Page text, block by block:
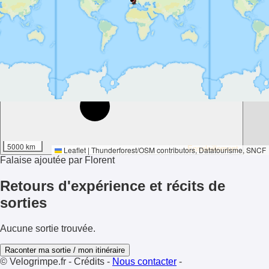
Ensoleillement
5000 km Leaflet | Thunderforest/OSM contributors, Datatourisme, SNCF
Falaise ajoutée par Florent
Retours d'expérience et récits de
sorties
Aucune sortie trouvée.
Raconter ma sortie / mon itinéraire
© Velogrimpe.fr - Crédits - Nous contacter -